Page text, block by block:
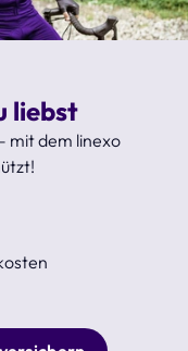
liebst
mit dem linexo